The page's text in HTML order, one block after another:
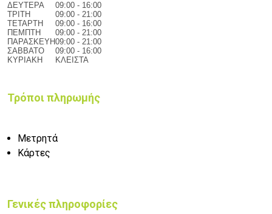
ΔΕΥΤΕΡΑ
09:00 - 16:00
ΤΡΙΤΗ
09:00 - 21:00
ΤΕΤΑΡΤΗ
09:00 - 16:00
ΠΕΜΠΤΗ
09:00 - 21:00
ΠΑΡΑΣΚΕΥΗ09:00 - 21:00
ΣΑΒΒΑΤΟ
09:00 - 16:00
ΚΥΡΙΑΚΗ
ΚΛΕΙΣΤΑ
Τρόποι πληρωμής
Μετρητά
Κάρτες
Γενικές πληροφορίες